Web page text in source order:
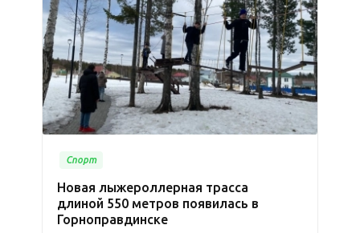
Спорт
Новая лыжероллерная трасса
длиной 550 метров появилась в
Горноправдинске